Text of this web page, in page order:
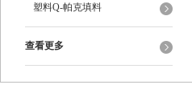
塑料Q-帕克填料
查看更多